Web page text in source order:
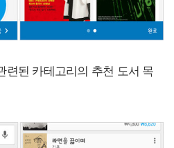
된 카테고리의 추천 도서 목